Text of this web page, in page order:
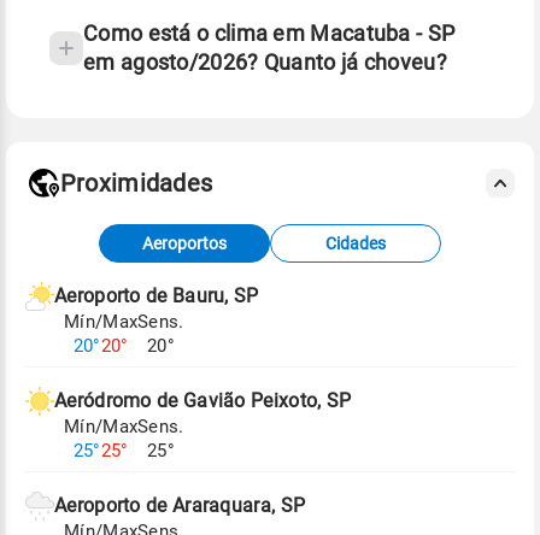
Como está o clima em Macatuba - SP
em agosto/2026? Quanto já choveu?
Fonte: dados combinados de estações
meteorológicas e satélite do Centro de Previsão
de Tempo e Estudos Climáticos (CPTEC).
Para obter mais informações sobre os dados
Proximidades
Aeroportos Cidades
Aeroporto de Bauru, SP
Mín/Max
20°20°
Sens.
20°
Aeródromo de Gavião Peixoto, SP
Mín/Max
25°25°
Sens.
25°
Aeroporto de Araraquara, SP